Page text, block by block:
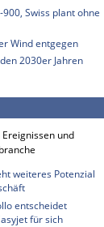
Swiss plant ohne
Wind entgegen
2030er Jahren
und
weiteres Potenzial
entscheidet
für sich